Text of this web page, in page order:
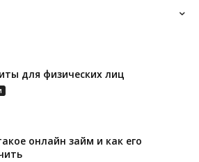
для физических лиц
онлайн займ и как его